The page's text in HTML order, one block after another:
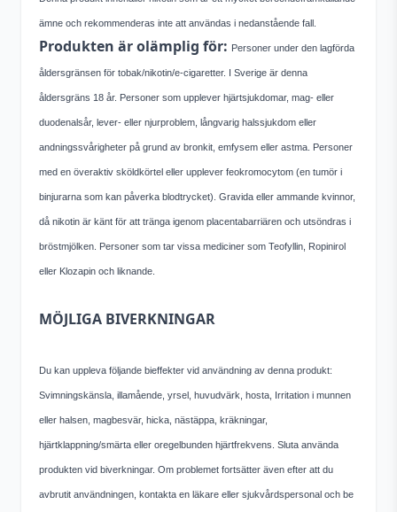
ämne och rekommenderas inte att användas i nedanstående fall.
Produkten är olämplig för: Personer under den lagförda
åldersgränsen för tobak/nikotin/e-cigaretter. I Sverige är denna
åldersgräns 18 år. Personer som upplever hjärtsjukdomar, mag- eller
duodenalsår, lever- eller njurproblem, långvarig halssjukdom eller
andningssvårigheter på grund av bronkit, emfysem eller astma. Personer
med en överaktiv sköldkörtel eller upplever feokromocytom (en tumör i
binjurarna som kan påverka blodtrycket). Gravida eller ammande kvinnor,
då nikotin är känt för att tränga igenom placentabarriären och utsöndras i
bröstmjölken. Personer som tar vissa mediciner som Teofyllin, Ropinirol
eller Klozapin och liknande.
MÖJLIGA BIVERKNINGAR
Du kan uppleva följande bieffekter vid användning av denna produkt:
Svimningskänsla, illamående, yrsel, huvudvärk, hosta, Irritation i munnen
eller halsen, magbesvär, hicka, nästäppa, kräkningar,
hjärtklappning/smärta eller oregelbunden hjärtfrekvens. Sluta använda
produkten vid biverkningar. Om problemet fortsätter även efter att du
avbrutit användningen, kontakta en läkare eller sjukvårdspersonal och be